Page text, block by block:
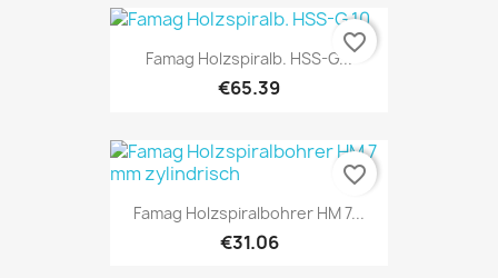
Famag Holzspiralb. HSS-G...
€65.39
favorite_border
Famag Holzspiralbohrer HM 7...
€31.06
favorite_border